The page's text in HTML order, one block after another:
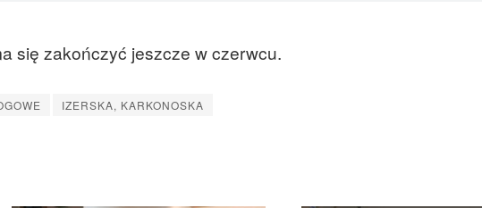
się zakończyć jeszcze w czerwcu.
IZERSKA, KARKONOSKA